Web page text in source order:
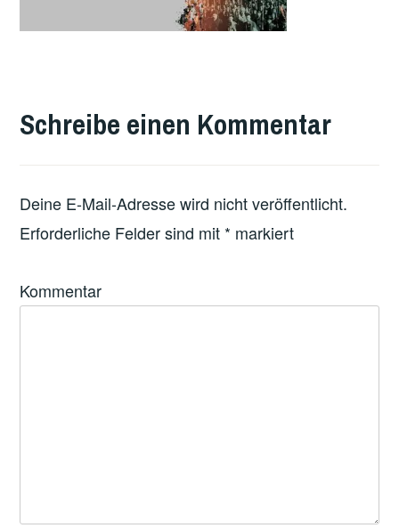
Schreibe einen Kommentar
Deine E-Mail-Adresse wird nicht veröffentlicht.
Erforderliche Felder sind mit * markiert
Kommentar